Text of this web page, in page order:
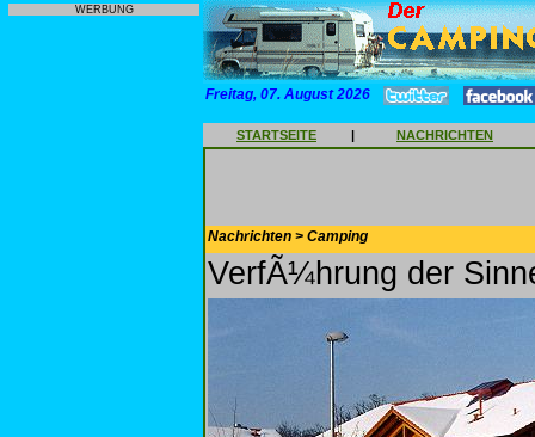
WERBUNG
Freitag, 07. August 2026
STARTSEITE | NACHRICHTEN
Nachrichten > Camping
VerfÃ¼hrung der